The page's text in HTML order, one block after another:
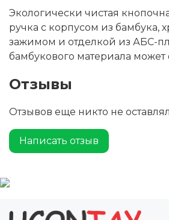
Экологически чистая
ручка с корпусом из бамбука,
зажимом и отделкой из АБС-
бамбукового материала может
Отзывы
Отзывов еще никто не оставлял
Написать отзыв